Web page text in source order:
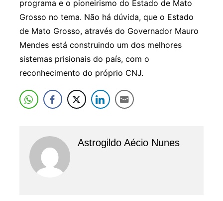
programa e o pioneirismo do Estado de Mato
Grosso no tema. Não há dúvida, que o Estado
de Mato Grosso, através do Governador Mauro
Mendes está construindo um dos melhores
sistemas prisionais do país, com o
reconhecimento do próprio CNJ.
Astrogildo Aécio Nunes